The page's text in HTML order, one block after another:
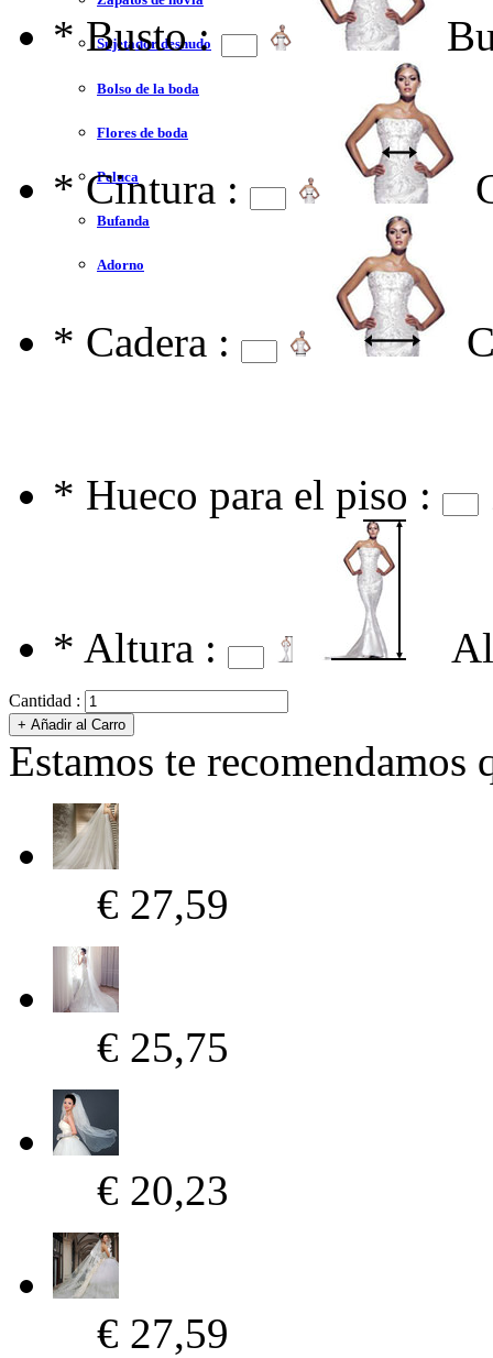
Sujetador desnudo
Bolso de la boda
Flores de boda
Peluca
Bufanda
Adorno
* Busto :
* Cintura :
* Cadera :
* Hueco para el piso :
* Altura :
Cantidad :
Estamos te recomendamos
€ 27,59
€ 25,75
€ 20,23
€ 27,59